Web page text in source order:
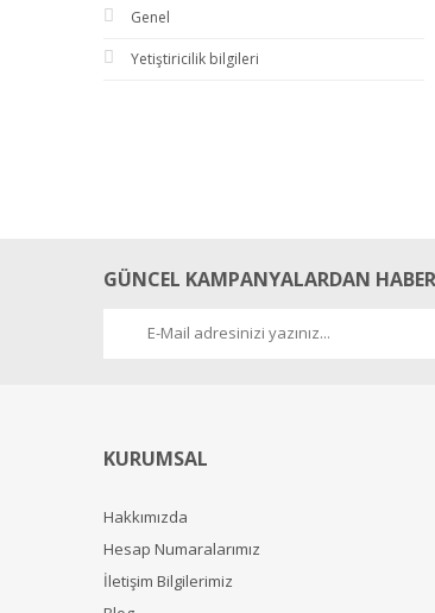
Genel
Yetiştiricilik bilgileri
GÜNCEL KAMPANYALARDAN
KURUMSAL
Hakkımızda
Hesap Numaralarımız
İletişim Bilgilerimiz